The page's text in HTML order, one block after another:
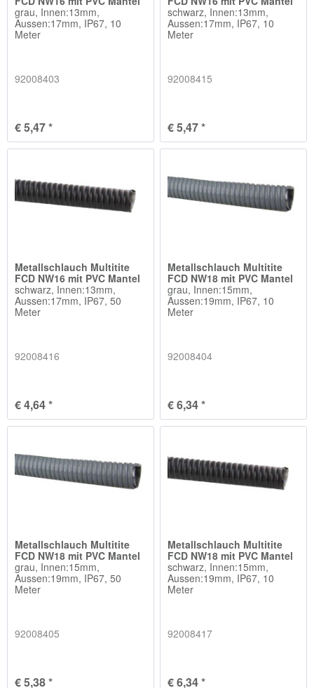
grau, Innen:13mm,
Aussen:17mm, IP67, 10
Meter
92008403
€ 5,47 *
schwarz, Innen:13mm,
Aussen:17mm, IP67, 10
Meter
92008415
€ 5,47 *
Metallschlauch Multitite
FCD NW16 mit PVC Mantel
schwarz, Innen:13mm,
Aussen:17mm, IP67, 50
Meter
92008416
€ 4,64 *
Metallschlauch Multitite
FCD NW18 mit PVC Mantel
grau, Innen:15mm,
Aussen:19mm, IP67, 10
Meter
92008404
€ 6,34 *
Metallschlauch Multitite
FCD NW18 mit PVC Mantel
grau, Innen:15mm,
Aussen:19mm, IP67, 50
Meter
92008405
€ 5,38 *
Metallschlauch Multitite
FCD NW18 mit PVC Mantel
schwarz, Innen:15mm,
Aussen:19mm, IP67, 10
Meter
92008417
€ 6,34 *